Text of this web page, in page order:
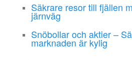
Säkrare resor till fjällen
järnväg
Snöbollar och aktier –
marknaden är kylig